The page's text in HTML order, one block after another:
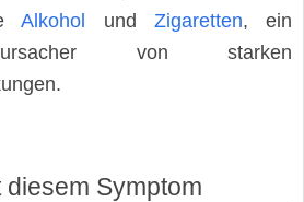
Alkohol und Zigaretten, ein
von starken
Symptom